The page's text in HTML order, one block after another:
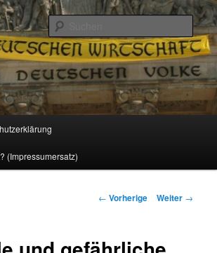
und Gesellschaft
(Impressumersatz)
Beitrags-
← Vorherige Weiter →